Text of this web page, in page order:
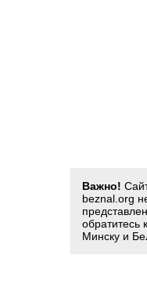
Важно!
beznal.org
обратитесь
Минску и